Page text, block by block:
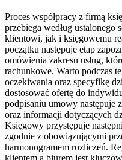
Proces współpracy z firmą
przebiega według ustalonego
klientowi, jak i księgowemu
początku następuje etap
omówienia zakresu usług,
rachunkowe. Warto podczas
oczekiwania oraz specyfikę
dostosować ofertę do
podpisaniu umowy następuje
oraz informacji dotyczących
Księgowy przystępuje
zgodnie z obowiązującymi
harmonogramem rozliczeń.